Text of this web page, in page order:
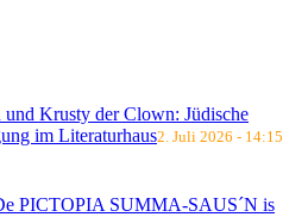
und Krusty der Clown: Jüdische
im Literaturhaus2. Juli 2026 - 14:15
PICTOPIA SUMMA-SAUS´N is